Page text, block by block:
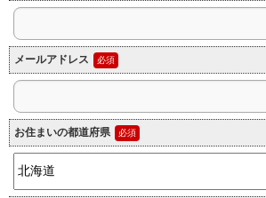
メールアドレス
お住まいの都道府県